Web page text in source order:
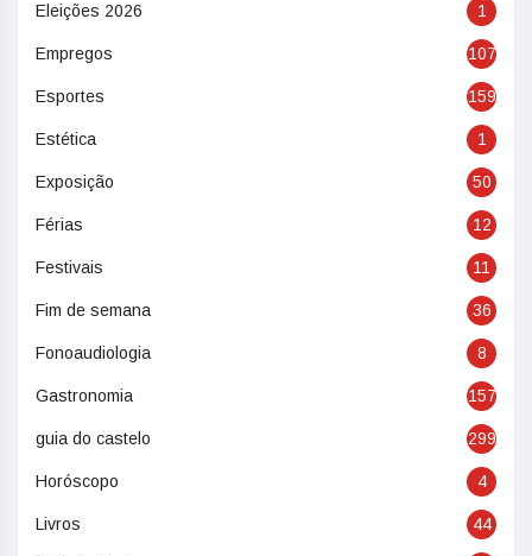
Eleições 2026 1
Empregos 107
Esportes 159
Estética 1
Exposição 50
Férias 12
Festivais 11
Fim de semana 36
Fonoaudiologia 8
Gastronomia 157
guia do castelo 299
Horóscopo 4
Livros 44